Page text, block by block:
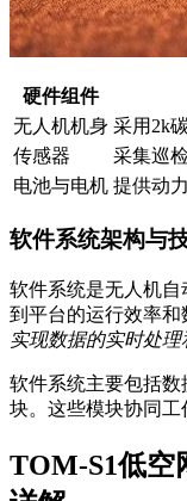
硬件组件
无人机机身 采用2k
传感器
采集巡
电池与电机 提供动
软件系统架构与
软件系统是无人机
到平台的运行效率和
实现数据的实时处理
软件系统主要包括
块。这些模块协同工
TOM-S1低空